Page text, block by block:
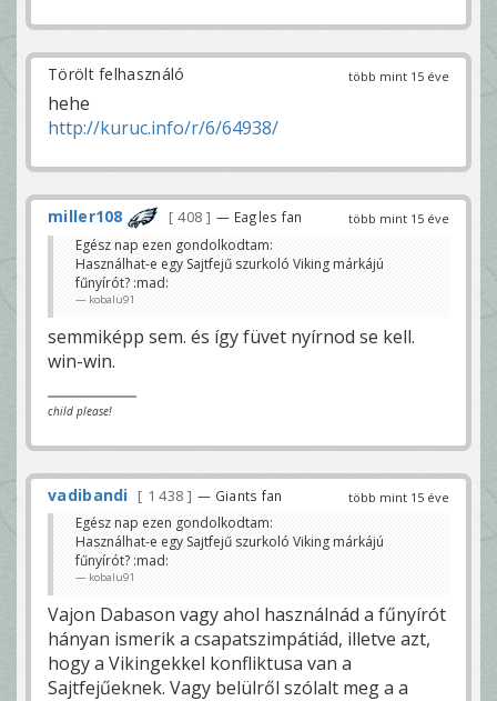
több mint 15 éve
Törölt felhasználó
hehe
http://kuruc.info/r/6/64938/
több mint 15 éve
miller108 408 — Eagles fan
Egész nap ezen gondolkodtam:
Használhat-e egy Sajtfejű szurkoló Viking márkájú
fűnyírót? :mad:
kobalu91
semmiképp sem. és így füvet nyírnod se kell.
win-win.
child please!
több mint 15 éve
vadibandi 1 438 — Giants fan
Egész nap ezen gondolkodtam:
Használhat-e egy Sajtfejű szurkoló Viking márkájú
fűnyírót? :mad:
kobalu91
Vajon Dabason vagy ahol használnád a fűnyírót
hányan ismerik a csapatszimpátiád, illetve azt,
hogy a Vikingekkel konfliktusa van a
Sajtfejűeknek. Vagy belülről szólalt meg a a